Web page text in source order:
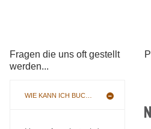
Fragen die uns oft gestellt
werden...
WIE KANN ICH BUCHEN